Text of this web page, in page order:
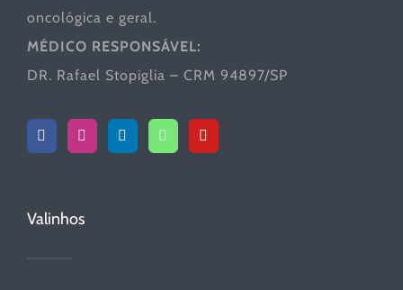
oncológica e geral.
MÉDICO RESPONSÁVEL:
DR. Rafael Stopiglia – CRM 94897/SP
Valinhos